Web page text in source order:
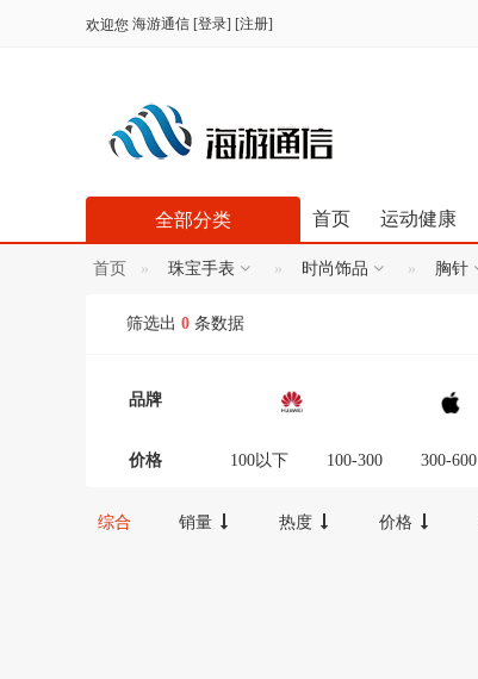
欢迎您 海游通信 [登录] [注册]
首页 运动健康
全部分类
首页 珠宝手表 时尚饰品 胸针
筛选出 0 条数据
品牌
价格 100以下 100-300 300-600
综合 销量 热度 价格